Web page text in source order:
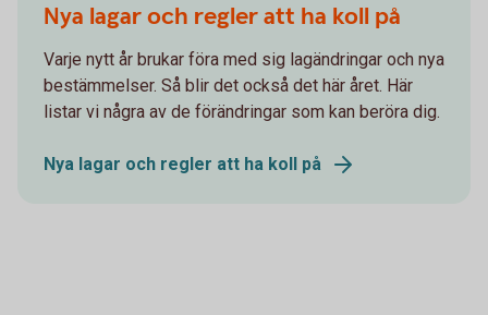
Nya lagar och regler att ha koll på
Varje nytt år brukar föra med sig lagändringar och nya
bestämmelser. Så blir det också det här året. Här
listar vi några av de förändringar som kan beröra dig.
Nya lagar och regler att ha koll på